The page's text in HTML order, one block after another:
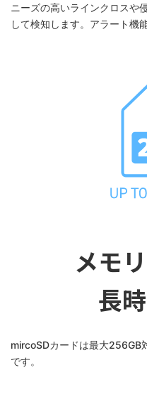
ニーズの高いラインクロスや
して検知します。アラート機
メモ
長
mircoSDカードは最大256GB
です。